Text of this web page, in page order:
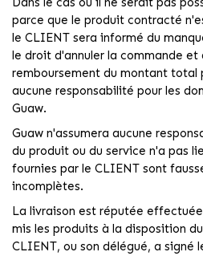
parce que le produit contracté
le CLIENT sera informé du
le droit d'annuler la commande et
remboursement du montant total
aucune responsabilité pour les
Guaw.
Guaw n'assumera aucune
du produit ou du service n'a pas
fournies par le CLIENT sont
incomplètes.
La livraison est réputée
mis les produits à la disposition
CLIENT, ou son délégué, a signé